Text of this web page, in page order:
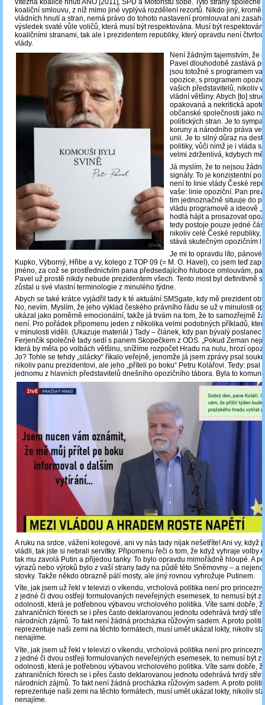
koaliční smlouvu, z níž mimo jiné vyplývá rozdělení rezortů. Nikdo jiný, kromě
vládních hnutí a stran, nemá právo do tohoto nastavení promlouvat ani
výsledek svaté vůle voličů, která musí být respektována. Musí být
koaličními stranami, tak ale i prezidentem republiky, který opravdu není
vlády.
Není žádným tajemstvím, že
Pavel dlouhodobě zastává
jsou totožné s programem
opozice, s programem
vašich představitelů, nikoliv
vládní většiny. Abych [to]
opakovaná a nekritická
občanské společnosti jako
politických stran. Je to
koruny a národního práva
unii. Je to silný důraz na
politiky, vůči nimž je i vláda
velmi zdrženlivá, kdybych
Já myslím, že to nejsou
signály. To je konzistentní
není to linie vlády České
vaše: linie opoziční. Pan
tím jednoznačně situuje do
vládu programově a ideově
hodlá hájit a prosazovat
tedy postoje pouze jedné
nikoliv celé České republiky,
stává skutečným opozičním
Je mi to opravdu líto, pánové
Kupko, Výborný, Hřibe a vy, kolego z TOP 09 (= M. O. Havel), co jsem teď
jméno, za což se prostřednictvím pana předsedajícího hluboce omlouvám,
Pavel už prostě nikdy nebude prezidentem všech. Tento most byl definitivně
zůstal u své vlastní terminologie z minulého týdne.
Abych se také krátce vyjádřil tady k té aktuální SMSgate, kdy mě prezident
No, nevím. Myslím, že jeho výklad českého právního řádu se už v minulosti
ukázal jako poměrně emocionální, takže já trvám na tom, že to samozřejmě
není. Pro pořádek připomenu jeden z několika velmi podobných příkladů,
v minulosti viděli. (Ukazuje materiál.) Tady – článek, kdy pan bývalý poslanec
Ferjenčík společně tady sedí s panem Skopečkem z ODS. „Pokud Zeman
která by měla po volbách většinu, snížíme rozpočet Hradu na nulu, hrozí
Jo? Tohle se tehdy „silácky“ říkalo veřejně, jenomže já jsem zprávy psal
nikoliv panu prezidentovi, ale jeho „příteli po boku“ Petru Kolářovi. Tedy: psal
jednomu z hlavních představitelů dnešního opozičního tábora. Byla to
A ruku na srdce, vážení kolegové, ani vy nás tady nijak nešetříte! Ani vy, když
vládli, tak jste si nebrali servítky. Připomenu řeči o tom, že když vyhraje volby
tak mu zavolá Putin a přijedou tanky. To bylo opravdu mimořádně hloupé. A
výrazů nebo výroků bylo z vaší strany tady na půdě této Sněmovny ‒ a
stovky. Takže někdo obrazně pálí mosty, ale jiný rovnou vyhrožuje Putinem.
Víte, jak jsem už řekl v televizi o víkendu, vrcholová politika není pro
z jedné či dvou ostřeji formulovaných neveřejných esemesek, to nemusí být
odolnosti, která je potřebnou výbavou vrcholového politika. Víte sami dobře,
zahraničních fórech se i přes často deklarovanou jednotu odehrává tvrdý
národních zájmů. To fakt není žádná procházka růžovým sadem. A proto
reprezentuje naši zemi na těchto formátech, musí umět ukázat lokty, nikoliv
nenajíme.
Víte, jak jsem už řekl v televizi o víkendu, vrcholová politika není pro
z jedné či dvou ostřeji formulovaných neveřejných esemesek, to nemusí být
odolnosti, která je potřebnou výbavou vrcholového politika. Víte sami dobře,
zahraničních fórech se i přes často deklarovanou jednotu odehrává tvrdý
národních zájmů. To fakt není žádná procházka růžovým sadem. A proto
reprezentuje naši zemi na těchto formátech, musí umět ukázat lokty, nikoliv
nenajíme.